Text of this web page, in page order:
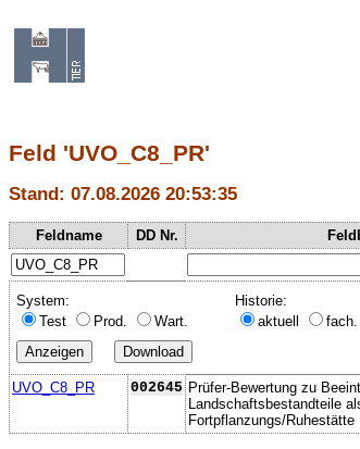
Feld 'UVO_C8_PR'
Stand: 07.08.2026 20:53:35
Feldname DD Nr.
System:
Test
Prod. Wart.
Historie:
aktuell
fach.
UVO_C8_PR 002645 Prüfer-Bewertung zu
Landschaftsbestandteile
Fortpflanzungs/Ruhestätte